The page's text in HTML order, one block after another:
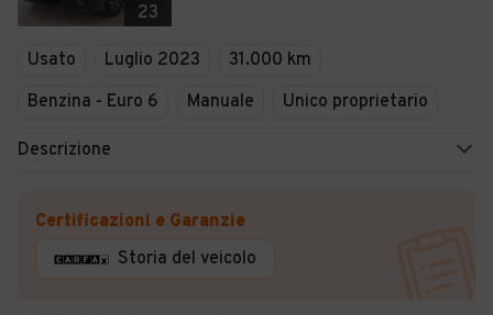
23
Usato Luglio 2023
31.000 km
Benzina - Euro 6
Manuale Unico proprietario
Descrizione
Certificazioni e Garanzie
Storia del veicolo